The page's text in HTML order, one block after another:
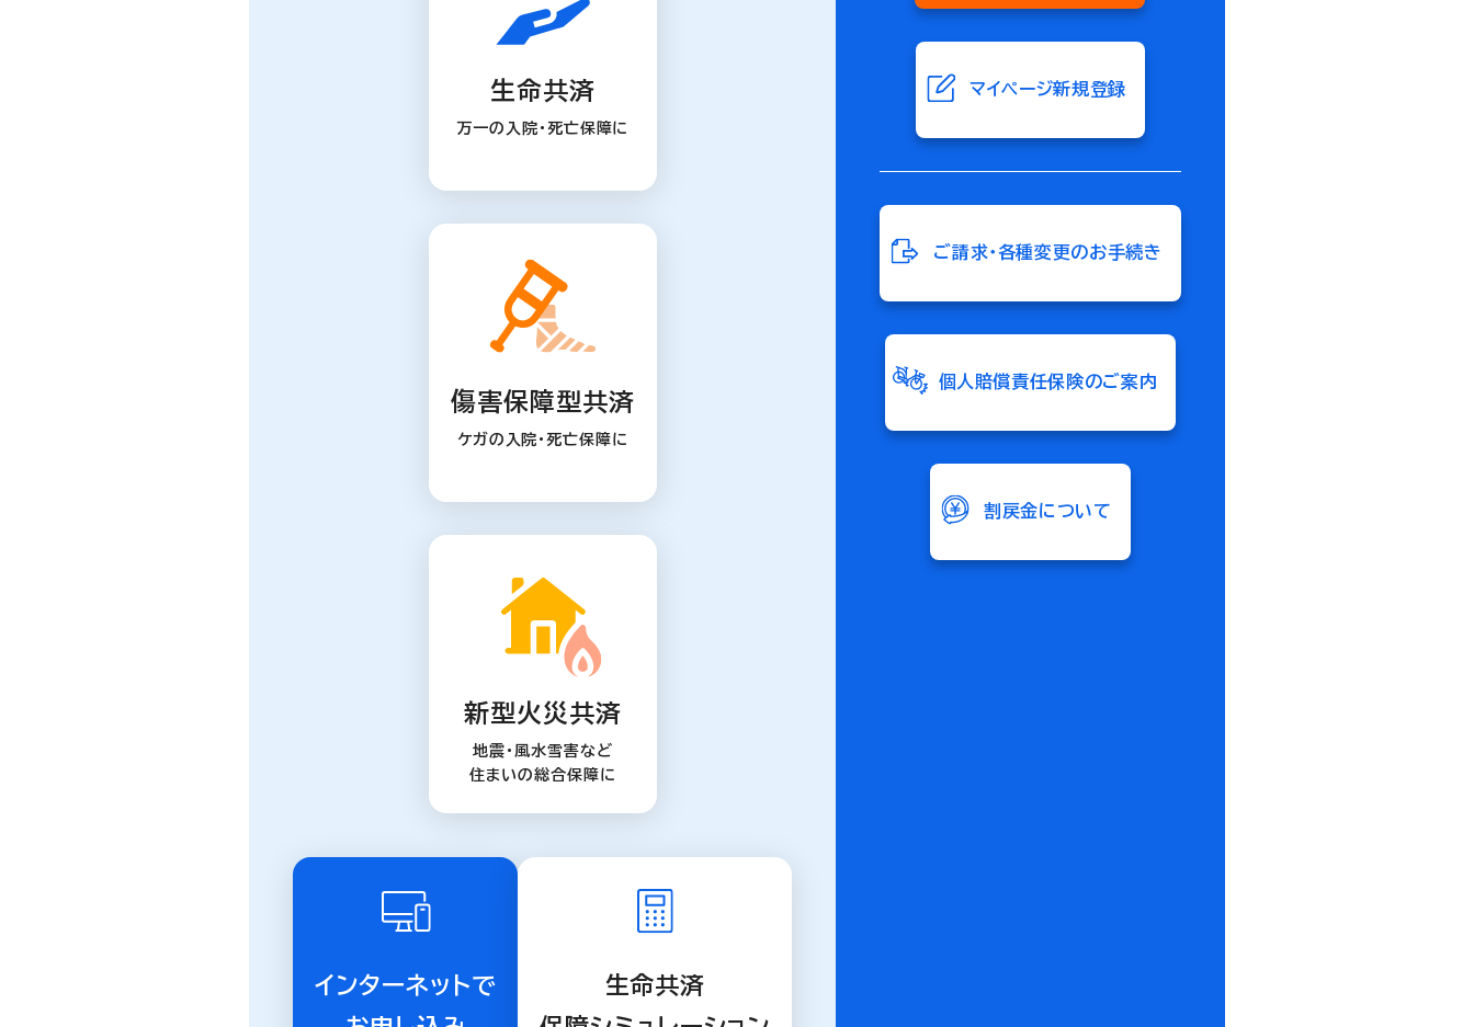
生命共済
万一の入院・死亡保障に
傷害保障型共済
ケガの入院・死亡保障に
新型火災共済
地震・風水雪害など
住まいの総合保障に
インターネットで
生命共済
マイページ新規登録
ご請求・各種変更のお手続き
個人賠償責任保険のご案内
割戻金について